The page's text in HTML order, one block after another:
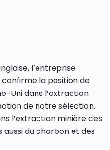
l’entreprise
la position de
Uni dans l’extraction
de notre sélection.
l’extraction minière des
du charbon et des